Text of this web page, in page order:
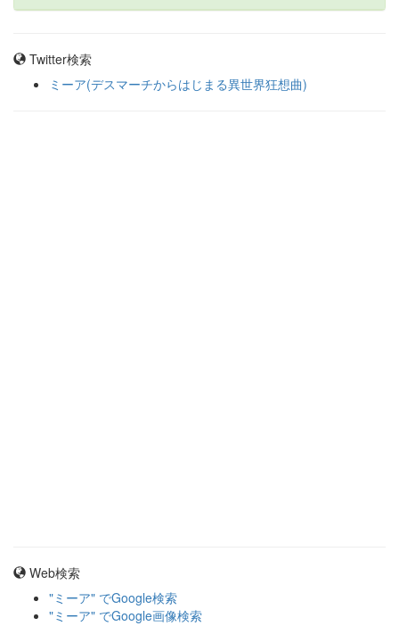
Twitter検索
ミーア(デスマーチからはじまる異世界狂想曲)
Web検索
"ミーア" でGoogle検索
"ミーア" でGoogle画像検索